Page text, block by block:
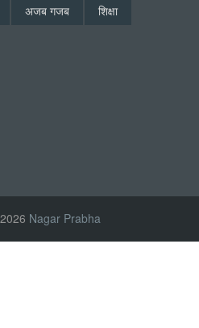
अजब गजब शिक्षा
Nagar Prabha